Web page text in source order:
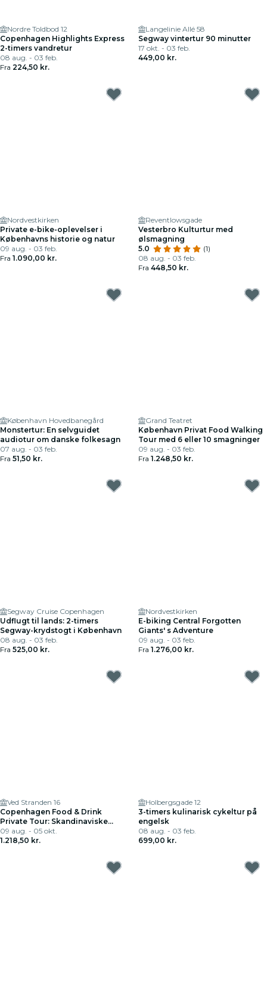
Nordre Toldbod 12
Copenhagen Highlights Express
2-timers vandretur
08 aug. - 03 feb.
Fra 224,50 kr.
Langelinie Allé 58
Segway vintertur 90 minutter
17 okt. - 03 feb.
449,00 kr.
Nordvestkirken
Private e-bike-oplevelser i
Københavns historie og natur
09 aug. - 03 feb.
Fra 1.090,00 kr.
Reventlowsgade
Vesterbro Kulturtur med
ølsmagning
5.0
(1)
08 aug. - 03 feb.
Fra 448,50 kr.
København Hovedbanegård
Monstertur: En selvguidet
audiotur om danske folkesagn
07 aug. - 03 feb.
Fra 51,50 kr.
Grand Teatret
København Privat Food Walking
Tour med 6 eller 10 smagninger
09 aug. - 03 feb.
Fra 1.248,50 kr.
Segway Cruise Copenhagen
Udflugt til lands: 2-timers
Segway-krydstogt i København
08 aug. - 03 feb.
Fra 525,00 kr.
Nordvestkirken
E-biking Central Forgotten
Giants' s Adventure
09 aug. - 03 feb.
Fra 1.276,00 kr.
Ved Stranden 16
Copenhagen Food & Drink
Private Tour: Skandinaviske
Delights Tasting
09 aug. - 05 okt.
1.218,50 kr.
Holbergsgade 12
3-timers kulinarisk cykeltur på
engelsk
08 aug. - 03 feb.
699,00 kr.